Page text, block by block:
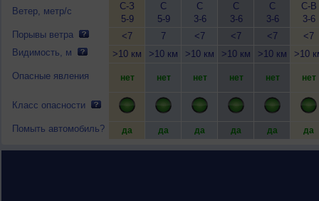
Ветер, метр/с
Порывы ветра
Видимость, м
Опасные явления
Класс опасности
Помыть автомобиль?
С-З
5-9
<7
>10 км
нет
да
С
5-9
7
>10 км
нет
да
С
3-6
<7
>10 км
нет
да
С
3-6
<7
>10 км
нет
да
С
3-6
<7
>10 км
нет
да
С-В
3-6
<7
>10
нет
да